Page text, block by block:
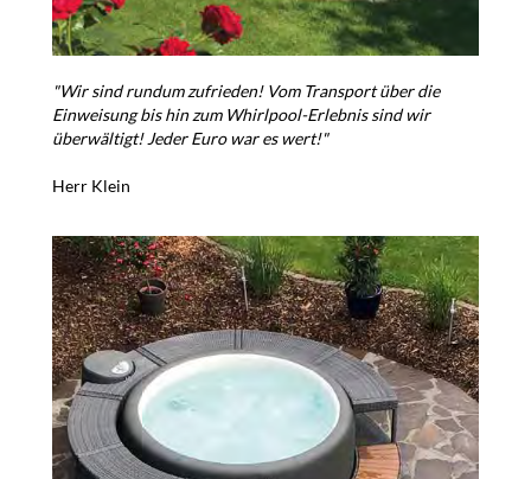
"Wir sind rundum zufrieden! Vom Transport über die
Einweisung bis hin zum Whirlpool-Erlebnis sind wir
überwältigt! Jeder Euro war es wert!"
Herr Klein